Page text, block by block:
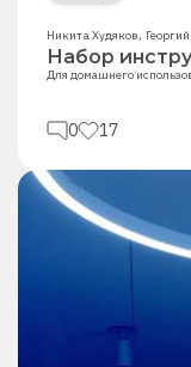
Никита Худяков,
Набор
Для домашнего
0 17